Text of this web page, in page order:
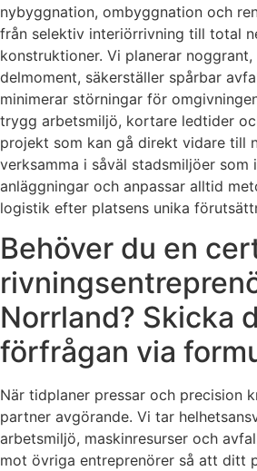
nybyggnation, ombyggnation och
från selektiv interiörrivning till total
konstruktioner. Vi planerar
delmoment, säkerställer spårbar
minimerar störningar för
trygg arbetsmiljö, kortare ledtider
projekt som kan gå direkt vidare till
verksamma i såväl stadsmiljöer som
anläggningar och anpassar alltid
logistik efter platsens unika
Behöver du en
Norrland? Skicka
förfrågan via
När tidplaner pressar och precision
partner avgörande. Vi tar
arbetsmiljö, maskinresurser och
mot övriga entreprenörer så att ditt